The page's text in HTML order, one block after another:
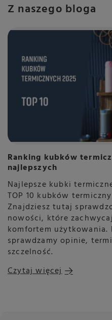
Z naszego bloga
Ranking kubków
najlepszych
Najlepsze kubki
TOP 10 kubków
Znajdziesz tutaj
nowości, które
komfortem użytkowania.
sprawdzamy opinie,
szczelność.
Czytaj więcej